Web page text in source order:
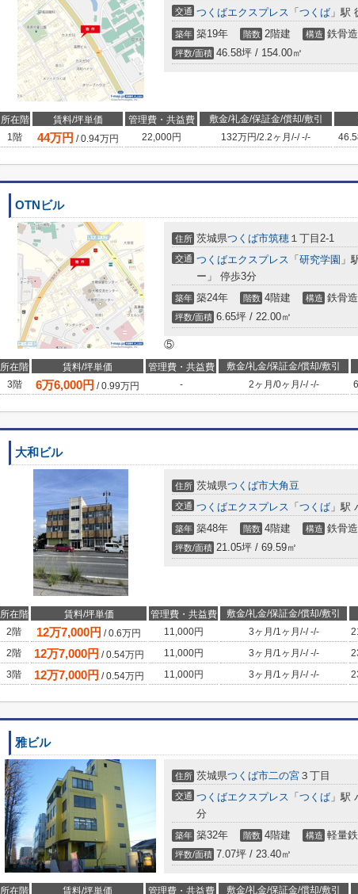
交通 つくばエクスプレス 「 つくば 」駅
築年 築19年 階数 2階建 構造 鉄骨造
坪数/面積 46.58坪 / 154.00㎡
所在階 賃料/坪単価 管理費・共益費 敷金/礼金/保証金/償却/敷引
1階
44万円 /0.94万円 22,000円 132万円/2.2ヶ月 /-/-/-
OTNビル
住所 茨城県つくば市筑穂 １丁目2-1
交通 つくばエクスプレス 「 研究学園 」
ー」 停歩3分
築年 築24年 階数 4階建 構造 鉄骨造
坪数/面積 6.65坪 / 22.00㎡
⑤
所在階 賃料/坪単価 管理費・共益費 敷金/礼金/保証金/償却/敷引
3階
6万6,000円 /0.99万円 - 2ヶ月 /0ヶ月 /-/-/-
大和ビル
住所 茨城県つくば市大角豆
交通 つくばエクスプレス 「 つくば 」駅
築年 築48年 階数 4階建 構造 鉄骨造
坪数/面積 21.05坪 / 69.59㎡
所在階 賃料/坪単価 管理費・共益費 敷金/礼金/保証金/償却/敷引
2階
12万7,000円 /0.6万円 11,000円 3ヶ月 /1ヶ月 /-/-/-
2階
12万7,000円 /0.54万円 11,000円 3ヶ月 /1ヶ月 /-/-/-
3階
12万7,000円 /0.54万円 11,000円 3ヶ月 /1ヶ月 /-/-/-
雅ビル
住所 茨城県つくば市二の宮 ３丁目
交通 つくばエクスプレス 「 つくば 」駅
分
築年 築32年 階数 4階建 構造 軽量
坪数/面積 7.07坪 / 23.40㎡
所在階 賃料/坪単価 管理費・共益費 敷金/礼金/保証金/償却/敷引